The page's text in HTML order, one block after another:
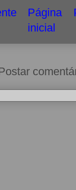
Página
inicial